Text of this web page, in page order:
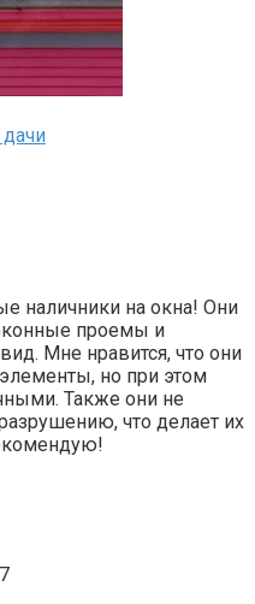
наличники на окна! Они
проемы и
Мне нравится, что они
но при этом
Также они не
что делает их